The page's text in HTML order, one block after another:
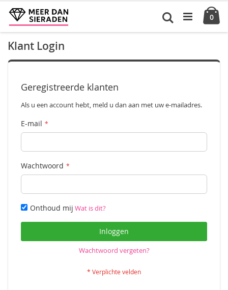
naar
de
inhoud
0
Zoek
Klant Login
Geregistreerde klanten
Als u een account hebt, meld u dan aan met uw e-mailadres.
E-mail
Wachtwoord
Onthoud mij Wat is dit?
Inloggen
Wachtwoord vergeten?